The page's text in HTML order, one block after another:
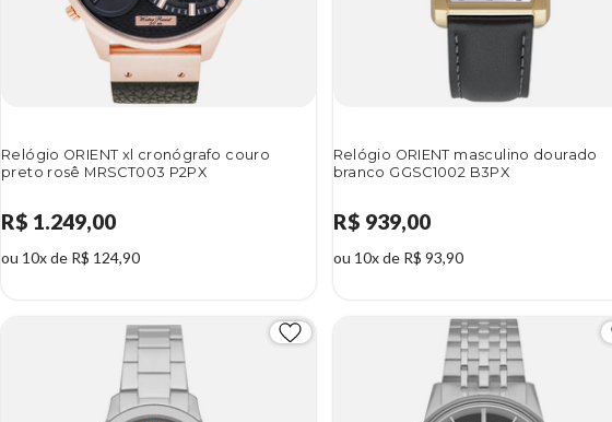
Relógio ORIENT xl cronógrafo couro
preto rosê MRSCT003 P2PX
R$ 1.249,00
ou 10x de R$ 124,90
Relógio ORIENT masculino dourado
branco GGSC1002 B3PX
R$ 939,00
ou 10x de R$ 93,90